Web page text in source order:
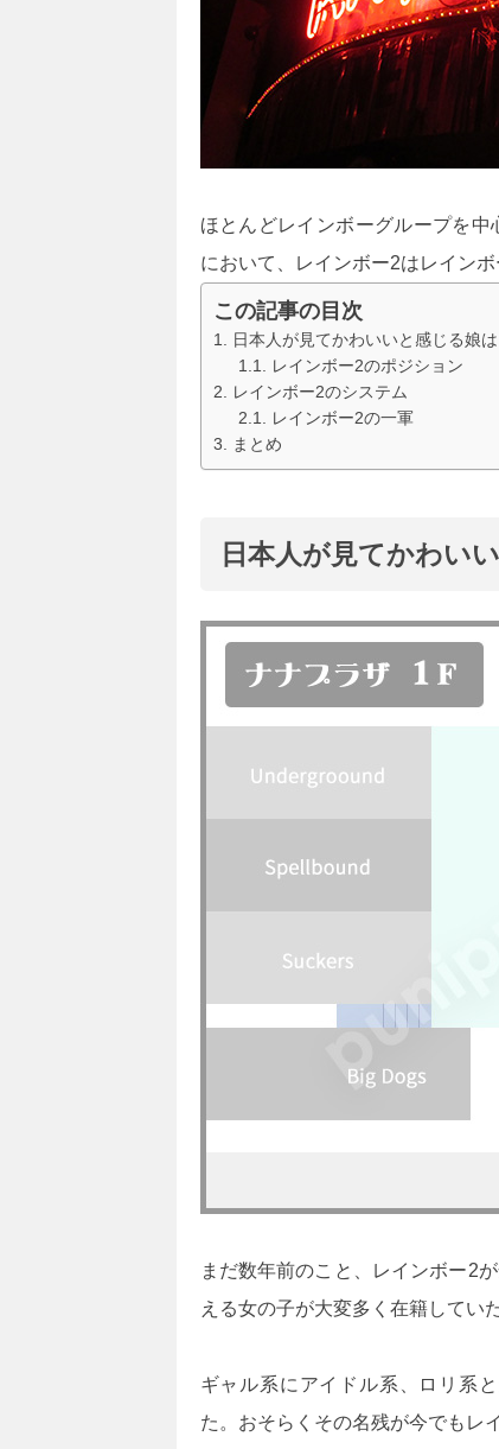
ほとんどレインボーグループを
において、レインボー2はレイン
この記事の目次
日本人が見てかわいいと感じる娘
レインボー2のポジション
レインボー2のシステム
レインボー2の一軍
まとめ
日本人が見てかわい
まだ数年前のこと、レインボー2
える女の子が大変多く在籍していた
ギャル系にアイドル系、ロリ系
た。おそらくその名残が今でもレ